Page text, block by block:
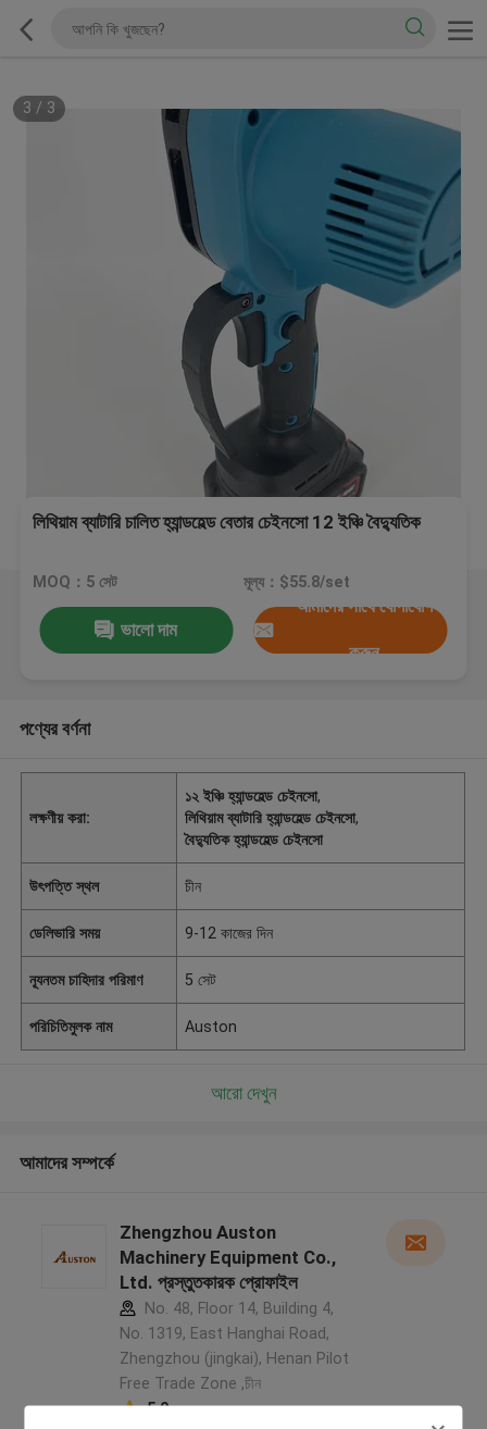
1 / 3
লিথিয়াম ব্যাটারি চালিত হ্যান্ডহেল্ড বেতার চেইনসো 12 ইঞ্চি বৈদ্যুতিক
MOQ：5 সেট মূল্য：$55.8/set
ভালো দাম
আমাদের সাথে যোগাযোগ
করুন
পণ্যের বর্ণনা
লক্ষণীয় করা:
১২ ইঞ্চি হ্যান্ডহেল্ড চেইনসো,
লিথিয়াম ব্যাটারি হ্যান্ডহেল্ড চেইনসো,
বৈদ্যুতিক হ্যান্ডহেল্ড চেইনসো
উৎপত্তি স্থল চীন
ডেলিভারি সময় 9-12 কাজের দিন
ন্যূনতম চাহিদার পরিমাণ 5 সেট
পরিচিতিমুলক নাম Auston
আরো দেখুন
আমাদের সম্পর্কে
Zhengzhou Auston
Machinery Equipment Co.,
Ltd. প্রস্তুতকারক প্রোফাইল
No. 48, Floor 14, Building 4,
No. 1319, East Hanghai Road,
Zhengzhou (jingkai), Henan Pilot
Free Trade Zone ,চীন
5.0